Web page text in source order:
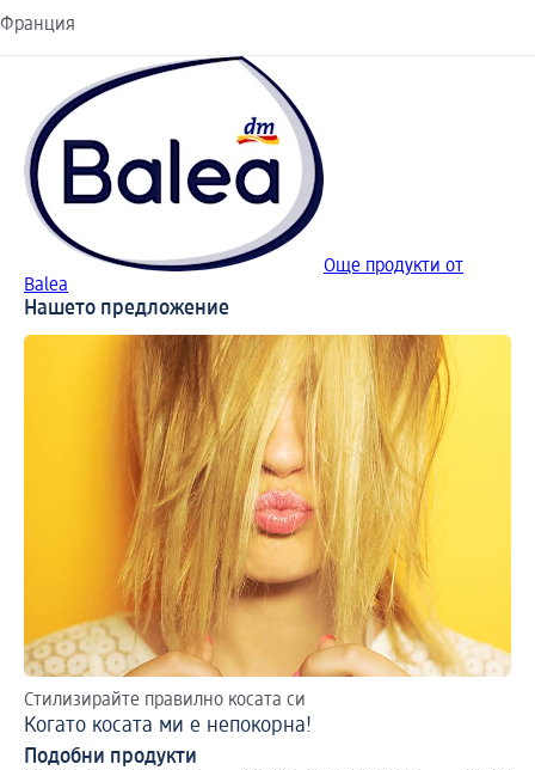
Франция
Още продукти от
Balea
Нашето предложение
Стилизирайте правилно косата си
Когато косата ми е непокорна!
Подобни продукти